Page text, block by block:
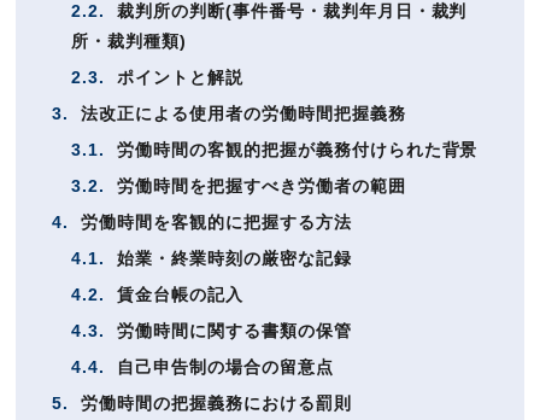
2.2.
裁判所の判断(事件番号・裁判年月日・裁判
所・裁判種類)
2.3.
ポイントと解説
3.
法改正による使用者の労働時間把握義務
3.1.
労働時間の客観的把握が義務付けられた背景
3.2.
労働時間を把握すべき労働者の範囲
4.
労働時間を客観的に把握する方法
4.1.
始業・終業時刻の厳密な記録
4.2.
賃金台帳の記入
4.3.
労働時間に関する書類の保管
4.4.
自己申告制の場合の留意点
5.
労働時間の把握義務における罰則